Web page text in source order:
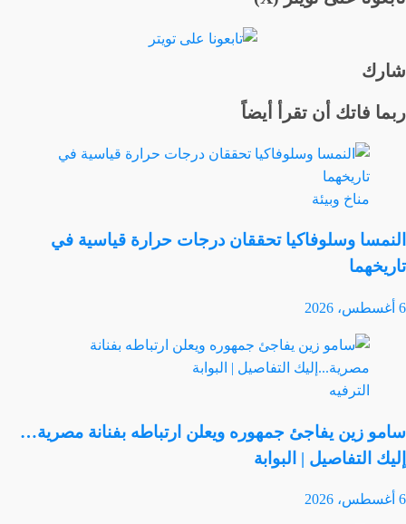
شارك
ربما فاتك أن تقرأ أيضاً
مناخ وبيئة
النمسا وسلوفاكيا تحققان درجات حرارة قياسية في
تاريخهما
6 أغسطس، 2026
الترفيه
سامو زين يفاجئ جمهوره ويعلن ارتباطه بفنانة مصرية…
إليك التفاصيل | البوابة
6 أغسطس، 2026